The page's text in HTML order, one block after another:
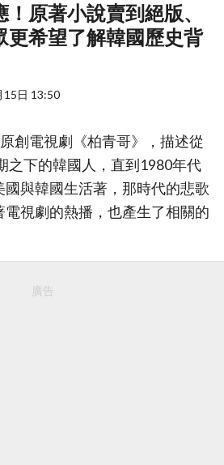
！原著小說賣到絕版、
更希望了解韓國歷史背
15日 13:50
創電視劇《柏青哥》，描述從
之下的韓國人，直到1980年代
與韓國生活著，那時代的悲歌
視劇的熱播，也產生了相關的
廣告